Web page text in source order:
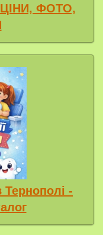
ЦІНИ, ФОТО,
Тернополі -